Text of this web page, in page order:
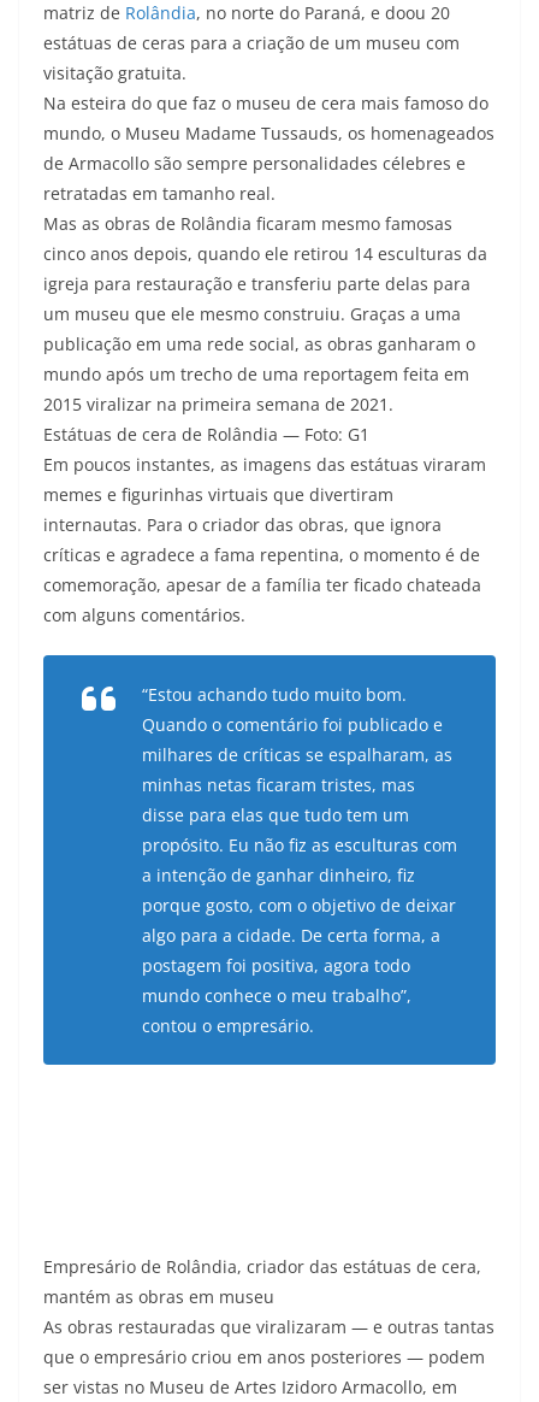
matriz de Rolândia, no norte do Paraná, e doou 20
estátuas de ceras para a criação de um museu com
visitação gratuita.
Na esteira do que faz o museu de cera mais famoso do
mundo, o Museu Madame Tussauds, os homenageados
de Armacollo são sempre personalidades célebres e
retratadas em tamanho real.
Mas as obras de Rolândia ficaram mesmo famosas
cinco anos depois, quando ele retirou 14 esculturas da
igreja para restauração e transferiu parte delas para
um museu que ele mesmo construiu. Graças a uma
publicação em uma rede social, as obras ganharam o
mundo após um trecho de uma reportagem feita em
2015 viralizar na primeira semana de 2021.
Estátuas de cera de Rolândia — Foto: G1
Em poucos instantes, as imagens das estátuas viraram
memes e figurinhas virtuais que divertiram
internautas. Para o criador das obras, que ignora
críticas e agradece a fama repentina, o momento é de
comemoração, apesar de a família ter ficado chateada
com alguns comentários.
“Estou achando tudo muito bom.
Quando o comentário foi publicado e
milhares de críticas se espalharam, as
minhas netas ficaram tristes, mas
disse para elas que tudo tem um
propósito. Eu não fiz as esculturas com
a intenção de ganhar dinheiro, fiz
porque gosto, com o objetivo de deixar
algo para a cidade. De certa forma, a
postagem foi positiva, agora todo
mundo conhece o meu trabalho”,
contou o empresário.
Empresário de Rolândia, criador das estátuas de cera,
mantém as obras em museu
As obras restauradas que viralizaram — e outras tantas
que o empresário criou em anos posteriores — podem
ser vistas no Museu de Artes Izidoro Armacollo, em